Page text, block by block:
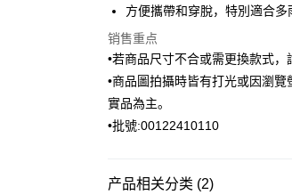
汇丰（台湾）商业银行
联邦商业银行
玉山商业银行
台新国际商业银行
台湾乐天信用卡公司
台湾中小企业银行
汇丰（台湾）商业银行
联邦商业银行
元大商业银行
台新国际商业银行
台湾乐天信用卡公司
ATM付款
运送方式
新竹物流宅配
每笔NT$120，满NT$3,000(含以
每笔NT$350，满NT$3,500(含以
方便攜帶和穿脫，特別適合多
销售重点
•若商品尺寸不合或需更換款式，
•商品圖拍攝時皆有打光或因瀏
實品為主。
•批號:00122410110
产品相关分类 (2)